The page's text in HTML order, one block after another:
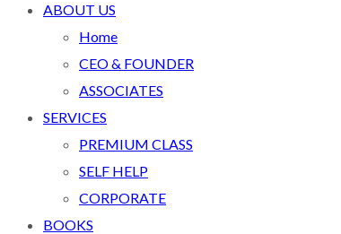
ABOUT US
Home
CEO & FOUNDER
ASSOCIATES
SERVICES
PREMIUM CLASS
SELF HELP
CORPORATE
BOOKS